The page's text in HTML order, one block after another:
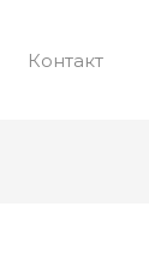
Контакт